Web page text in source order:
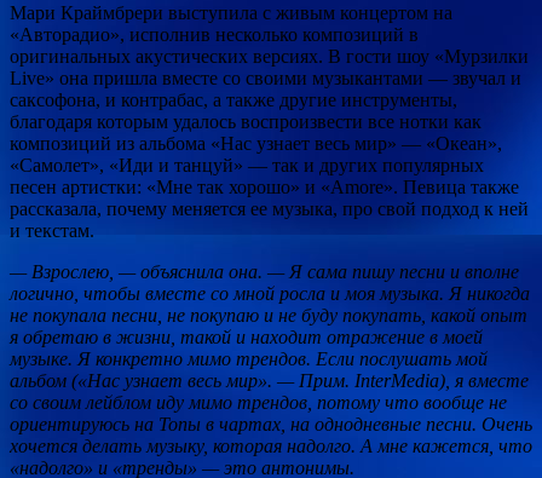
Мари Краймбрери выступила с живым концертом на
«Авторадио», исполнив несколько композиций в
оригинальных акустических версиях. В гости шоу «Мурзилки
Live» она пришла вместе со своими музыкантами — звучал и
саксофона, и контрабас, а также другие инструменты,
благодаря которым удалось воспроизвести все нотки как
композиций из альбома «Нас узнает весь мир» — «Океан»,
«Самолет», «Иди и танцуй» — так и других популярных
песен артистки: «Мне так хорошо» и «Amore». Певица также
рассказала, почему меняется ее музыка, про свой подход к ней
и текстам.
— Взрослею, — объяснила она. — Я сама пишу песни и вполне
логично, чтобы вместе со мной росла и моя музыка. Я никогда
не покупала песни, не покупаю и не буду покупать, какой опыт
я обретаю в жизни, такой и находит отражение в моей
музыке. Я конкретно мимо трендов. Если послушать мой
альбом («Нас узнает весь мир». — Прим. InterMedia), я вместе
со своим лейблом иду мимо трендов, потому что вообще не
ориентируюсь на Топы в чартах, на однодневные песни. Очень
хочется делать музыку, которая надолго. А мне кажется, что
«надолго» и «тренды» — это антонимы.